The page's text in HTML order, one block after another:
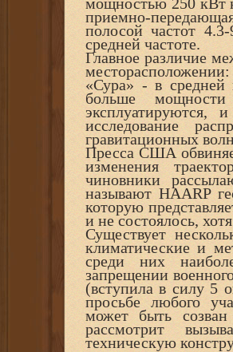
приемно-
полосой частот
средней частоте.
Главное различие
«Сура» - в средней
больше
эксплуатируются,
исследование
гравитационных
Пресса США
изменения
чиновники
называют HAARP
которую
и не состоялось,
Существует
климатические и
среди них
запрещении
(вступила в силу 5
просьбе любого
может быть созван
рассмотрит
техническую